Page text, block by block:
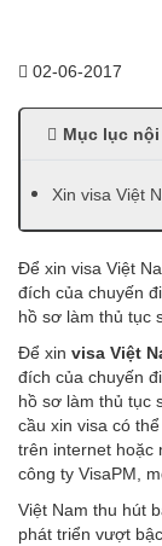
02-06-2017
Mục lục
Xin visa Việt
Để xin visa Việt
đích của chuyến
hồ sơ làm thủ tục
Để xin visa Việt
đích của chuyến
hồ sơ làm thủ tục
cầu xin visa có
trên internet hoặc
công ty VisaPM,
Việt Nam thu hút
phát triển vượt